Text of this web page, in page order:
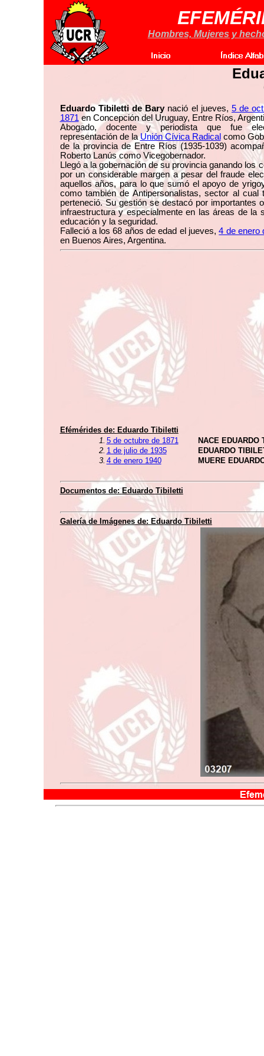
Hombres, Mujeres y
Eduardo Tibiletti de Barynació el jueves, 5 de
1871 en Concepción del Uruguay, Entre Ríos,
Abogado, docente y periodista que fue
representación de laUnión Cívica Radical como
de la provincia de Entre Ríos (1935-1039)
Roberto Lanús como Vicegobernador.
Llegó a la gobernación de su provincia ganando los
por un considerable margen a pesar del fraude
aquellos años, para lo que sumó el apoyo de
como también de Antipersonalistas, sector al cual
perteneció. Su gestión se destacó por importantes
infraestructura y especialmente en las áreas de la
educación y la seguridad.
Falleció a los 68 años de edad el jueves,4 de enero
en Buenos Aires, Argentina.
Efémérides de: Eduardo Tibiletti
1. 5 de octubre de 1871
NACE EDUARDO
2. 1 de julio de 1935
EDUARDO
3. 4 de enero 1940 MUERE
Documentos de:Eduardo Tibiletti
Galería de Imágenes de: Eduardo Tibiletti